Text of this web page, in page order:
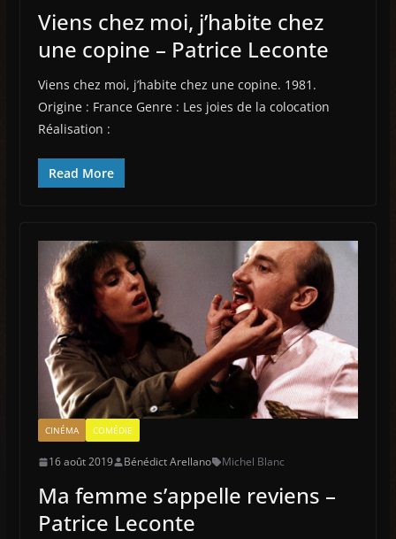
Viens chez moi, j’habite chez
une copine – Patrice Leconte
Viens chez moi, j’habite chez une copine. 1981.
Origine : France Genre : Les joies de la colocation
Réalisation :
Read More
CINÉMA COMÉDIE
16 août 2019 Bénédict Arellano Michel Blanc
Ma femme s’appelle reviens –
Patrice Leconte